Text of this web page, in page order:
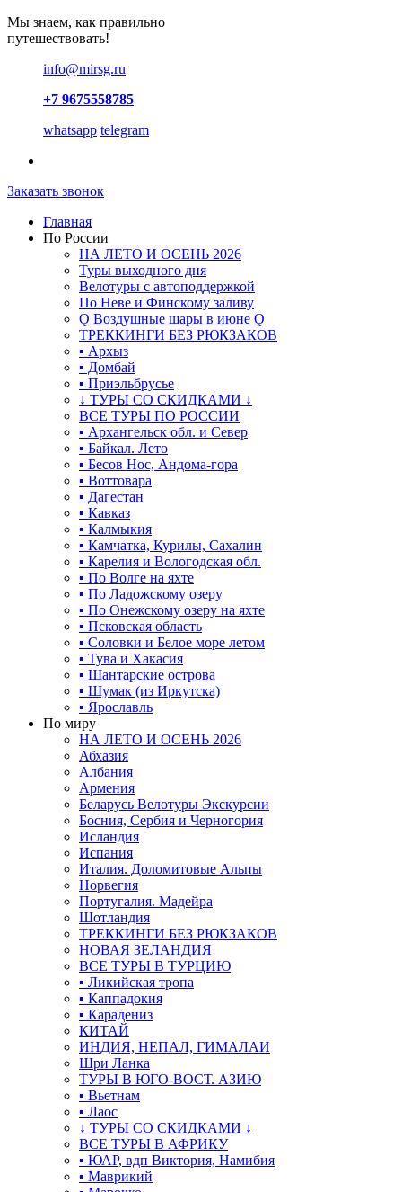
Мы знаем, как правильно
путешествовать!
info@mirsg.ru
+7 9675558785
whatsapp telegram
Заказать звонок
Главная
По России
НА ЛЕТО И ОСЕНЬ 2026
Туры выходного дня
Велотуры с автоподдержкой
По Неве и Финскому заливу
Ǫ Воздушные шары в июне Ǫ
ТРЕККИНГИ БЕЗ РЮКЗАКОВ
▪ Архыз
▪ Домбай
▪ Приэльбрусье
↓ ТУРЫ СО СКИДКАМИ ↓
ВСЕ ТУРЫ ПО РОССИИ
▪ Архангельск обл. и Север
▪ Байкал. Лето
▪ Бесов Нос, Андома-гора
▪ Воттовара
▪ Дагестан
▪ Кавказ
▪ Калмыкия
▪ Камчатка, Курилы, Сахалин
▪ Карелия и Вологодская обл.
▪ По Волге на яхте
▪ По Ладожскому озеру
▪ По Онежскому озеру на яхте
▪ Псковская область
▪ Соловки и Белое море летом
▪ Тува и Хакасия
▪ Шантарские острова
▪ Шумак (из Иркутска)
▪ Ярославль
По миру
НА ЛЕТО И ОСЕНЬ 2026
Абхазия
Албания
Армения
Беларусь Велотуры Экскурсии
Босния, Сербия и Черногория
Исландия
Испания
Италия. Доломитовые Альпы
Норвегия
Португалия. Мадейра
Шотландия
ТРЕККИНГИ БЕЗ РЮКЗАКОВ
НОВАЯ ЗЕЛАНДИЯ
ВСЕ ТУРЫ В ТУРЦИЮ
▪ Ликийская тропа
▪ Каппадокия
▪ Карадениз
КИТАЙ
ИНДИЯ, НЕПАЛ, ГИМАЛАИ
Шри Ланка
ТУРЫ В ЮГО-ВОСТ. АЗИЮ
▪ Вьетнам
▪ Лаос
↓ ТУРЫ СО СКИДКАМИ ↓
ВСЕ ТУРЫ В АФРИКУ
▪ ЮАР, вдп Виктория, Намибия
▪ Маврикий